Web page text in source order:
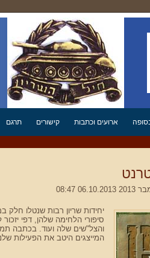
ארועים וכתבות קישורים תרגם
יחידות שריון רבות שנטלו
סיפורי הלחימה שלהן, דפי
המייצגים היטב את הפעילות